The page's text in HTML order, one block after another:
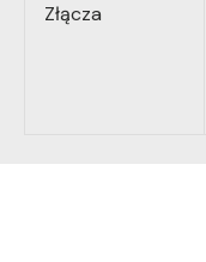
Złącza